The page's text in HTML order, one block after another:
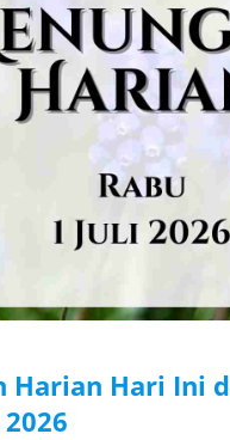
Harian Hari Ini
2026